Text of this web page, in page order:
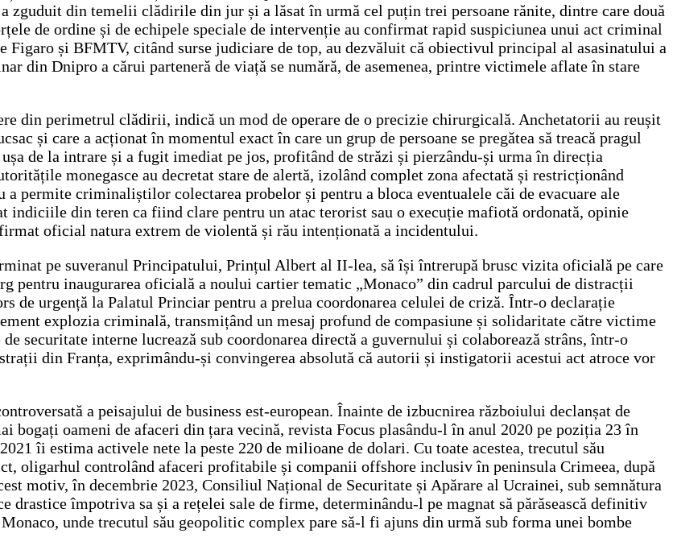
din temelii clădirile din jur și a lăsat în urmă cel puțin trei persoane rănite, dintre care două
de ordine și de echipele speciale de intervenție au confirmat rapid suspiciunea unui act criminal
și BFMTV, citând surse judiciare de top, au dezvăluit că obiectivul principal al asasinatului a
din Dnipro a cărui parteneră de viață se numără, de asemenea, printre victimele aflate în stare
din perimetrul clădirii, indică un mod de operare de o precizie chirurgicală. Anchetatorii au reușit
și care a acționat în momentul exact în care un grup de persoane se pregătea să treacă pragul
de la intrare și a fugit imediat pe jos, profitând de străzi și pierzându-și urma în direcția
monegasce au decretat stare de alertă, izolând complet zona afectată și restricționând
permite criminaliștilor colectarea probelor și pentru a bloca eventualele căi de evacuare ale
din teren ca fiind clare pentru un atac terorist sau o execuție mafiotă ordonată, opinie
oficial natura extrem de violentă și rău intenționată a incidentului.
pe suveranul Principatului, Prințul Albert al II-lea, să își întrerupă brusc vizita oficială pe care
pentru inaugurarea oficială a noului cartier tematic „Monaco” din cadrul parcului de distracții
de urgență la Palatul Princiar pentru a prelua coordonarea celulei de criză. Într-o declarație
explozia criminală, transmițând un mesaj profund de compasiune și solidaritate către victime
securitate interne lucrează sub coordonarea directă a guvernului și colaborează strâns, într-o
din Franța, exprimându-și convingerea absolută că autorii și instigatorii acestui act atroce vor
a peisajului de business est-european. Înainte de izbucnirea războiului declanșat de
bogați oameni de afaceri din țara vecină, revista Focus plasându-l în anul 2020 pe poziția 23 în
îi estima activele nete la peste 220 de milioane de dolari. Cu toate acestea, trecutul său
oligarhul controlând afaceri profitabile și companii offshore inclusiv în peninsula Crimeea, după
motiv, în decembrie 2023, Consiliul Național de Securitate și Apărare al Ucrainei, sub semnătura
împotriva sa și a rețelei sale de firme, determinându-l pe magnat să părăsească definitiv
unde trecutul său geopolitic complex pare să-l fi ajuns din urmă sub forma unei bombe